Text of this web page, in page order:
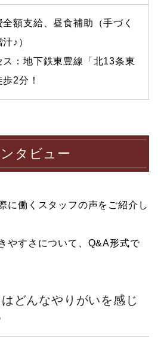
全額支給、昼食補助（手づく
♪）
ス：地下鉄東豊線「北13条東
2分！
タビュー
に働くスタッフの声をご紹介し
やすさについて、Q&A形式で
どんなやりがいを感じ